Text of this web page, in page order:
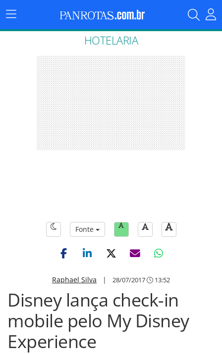
Menu
Principal
HOTELARIA
Fonte
Raphael Silva | 28/07/2017 13:52
Disney lança check-in
mobile pelo My Disney
Experience